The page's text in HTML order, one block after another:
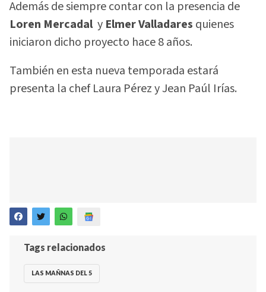
Además de siempre contar con la presencia de
Loren Mercadal y Elmer Valladares quienes
iniciaron dicho proyecto hace 8 años.
También en esta nueva temporada estará
presenta la chef Laura Pérez y Jean Paúl Irías.
Tags relacionados
LAS MAÑNAS DEL 5